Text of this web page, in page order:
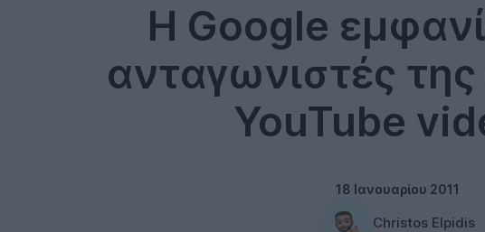
Η Google
ανταγωνιστές
YouTube
18 Ιανουαρίου 2011
Christos Elpidis